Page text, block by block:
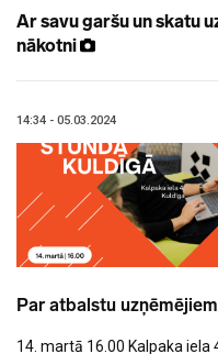
Ar savu garšu un skatu
nākotni
14:34 - 05.03.2024
Par atbalstu uzņēmējiem
14. martā 16.00 Kalpaka iela